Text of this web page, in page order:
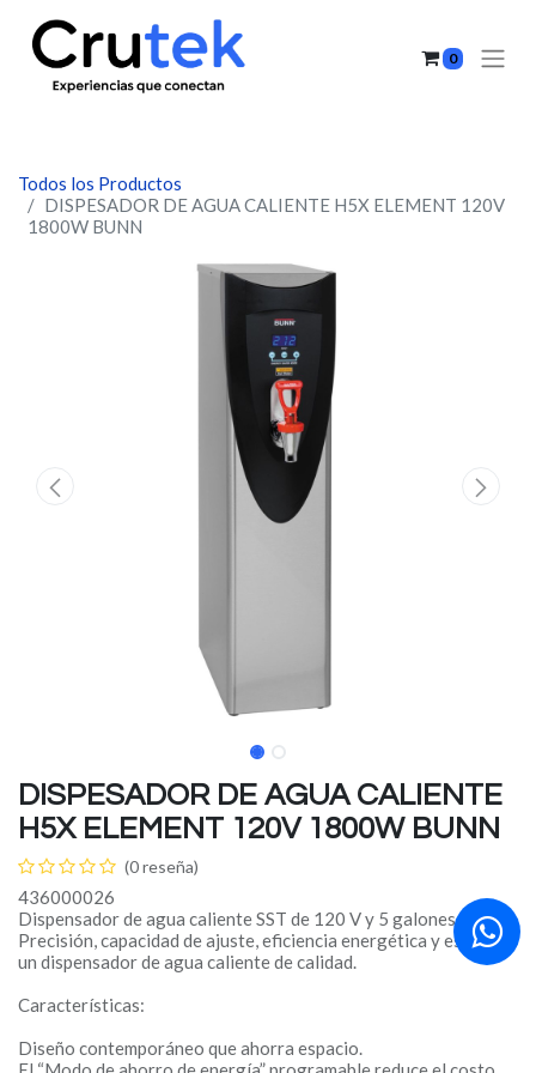
0
Todos los Productos
DISPESADOR DE AGUA CALIENTE H5X ELEMENT 120V
1800W BUNN
DISPESADOR DE AGUA CALIENTE
H5X ELEMENT 120V 1800W BUNN
(0 reseña)
436000026
Dispensador de agua caliente SST de 120 V y 5 galones (18,9 l)
Precisión, capacidad de ajuste, eficiencia energética y estilo en
un dispensador de agua caliente de calidad.
Características:
Diseño contemporáneo que ahorra espacio.